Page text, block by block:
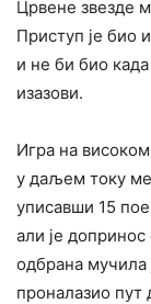
Црвене звезде
Приступ је био
и не би био
изазови.
Игра на високом
у даљем току
уписавши 15
али је
одбрана мучила
проналазио пут